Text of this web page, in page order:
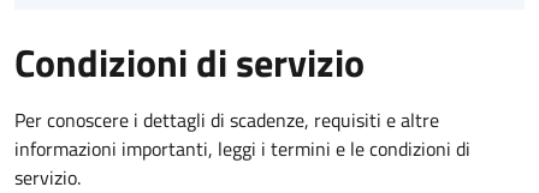
Condizioni di servizio
Per conoscere i dettagli di scadenze, requisiti e altre
informazioni importanti, leggi i termini e le condizioni di
servizio.